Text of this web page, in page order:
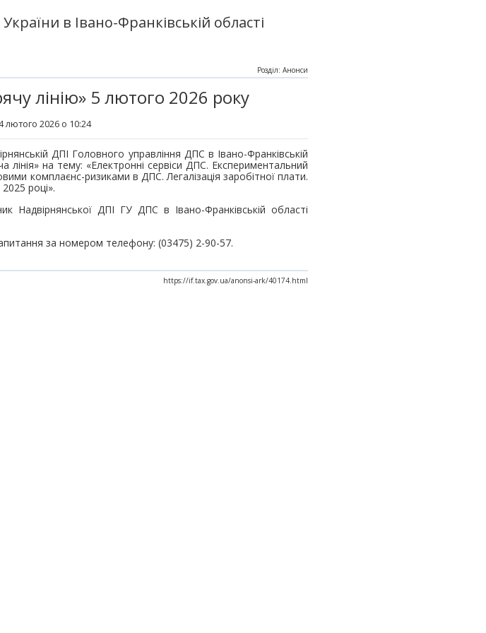
в Івано-Франківській області
лінію» 5 лютого 2026 року
лютого 2026 о 10:24
Розділ: Анонси
ДПІ Головного управління ДПС в Івано-Франківській
лінія» на тему: «Електронні сервіси ДПС. Експериментальний
комплаєнс-ризиками в ДПС. Легалізація заробітної плати.
році».
Надвірнянської ДПІ ГУ ДПС в Івано-Франківській області
за номером телефону: (03475) 2-90-57.
https://if.tax.gov.ua/anonsi-ark/40174.html